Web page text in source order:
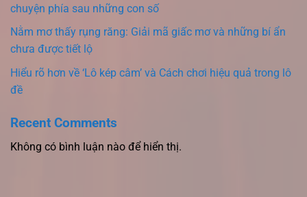
chuyện phía sau những con số
Nằm mơ thấy rụng răng: Giải mã giấc mơ và những bí ẩn
chưa được tiết lộ
Hiểu rõ hơn về ‘Lô kép câm’ và Cách chơi hiệu quả trong lô
đề
Recent Comments
Không có bình luận nào để hiển thị.